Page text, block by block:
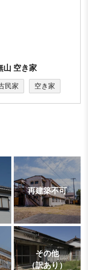
山 空き家
民家 空き家
再建築不可
その他
（訳あり）